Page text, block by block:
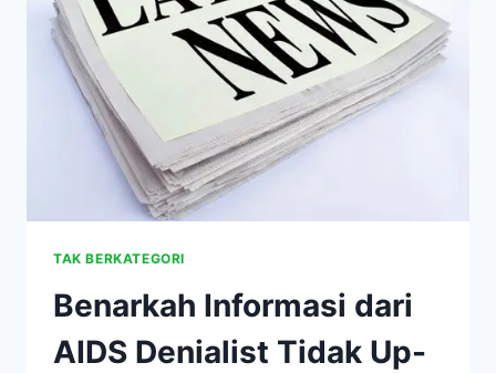
TAK BERKATEGORI
Benarkah Informasi dari
AIDS Denialist Tidak Up-